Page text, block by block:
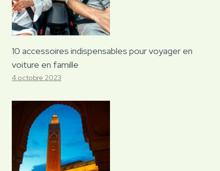
10 accessoires indispensables pour voyager en
voiture en famille
4 octobre 2023